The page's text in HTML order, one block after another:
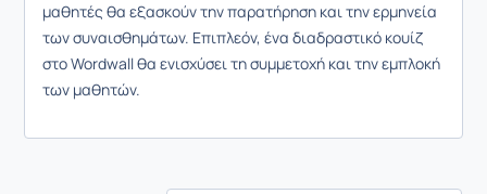
μαθητές θα εξασκούν την παρατήρηση και την ερμηνεία
των συναισθημάτων. Επιπλεόν, ένα διαδραστικό κουίζ
στο Wordwall θα ενισχύσει τη συμμετοχή και την εμπλοκή
των μαθητών.